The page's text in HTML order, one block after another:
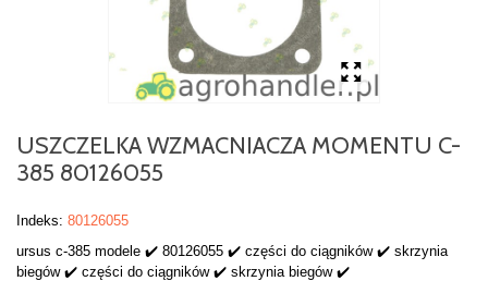
USZCZELKA WZMACNIACZA MOMENTU C-
385 80126055
Indeks: 80126055
ursus c-385 modele ✔️ 80126055 ✔️ części do ciągników ✔️ skrzynia
biegów ✔️ części do ciągników ✔️ skrzynia biegów ✔️